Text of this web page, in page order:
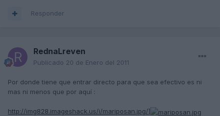
Responder
RednaLreven
Publicado 20 de Enero del 2011
Por donde tiene que entrar directo para que sea efectivo es ni
mas ni menos que por aquí :
http://img828.imageshack.us/i/mariposan.jpg/]